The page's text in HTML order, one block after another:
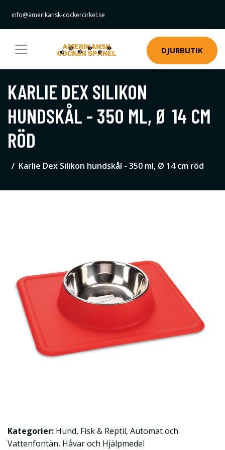
info@amerikansk-cockercirkel.se
DJURBUTIK
KARLIE DEX SILIKON
HUNDSKÅL - 350 ML, Ø 14 CM
RÖD
Karlie Dex Silikon hundskål - 350 ml, Ø 14 cm röd
Kategorier: Hund, Fisk & Reptil, Automat och
Vattenfontän, Håvar och Hjälpmedel